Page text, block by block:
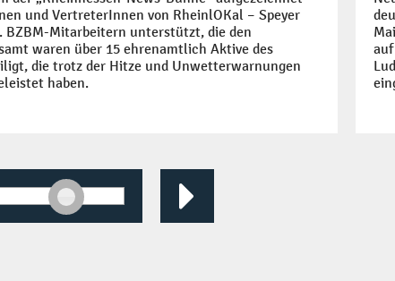
und VertreterInnen von RheinlOKal – Speyer
BZBM-Mitarbeitern unterstützt, die den
waren über 15 ehrenamtlich Aktive des
die trotz der Hitze und Unwetterwarnungen
haben.
